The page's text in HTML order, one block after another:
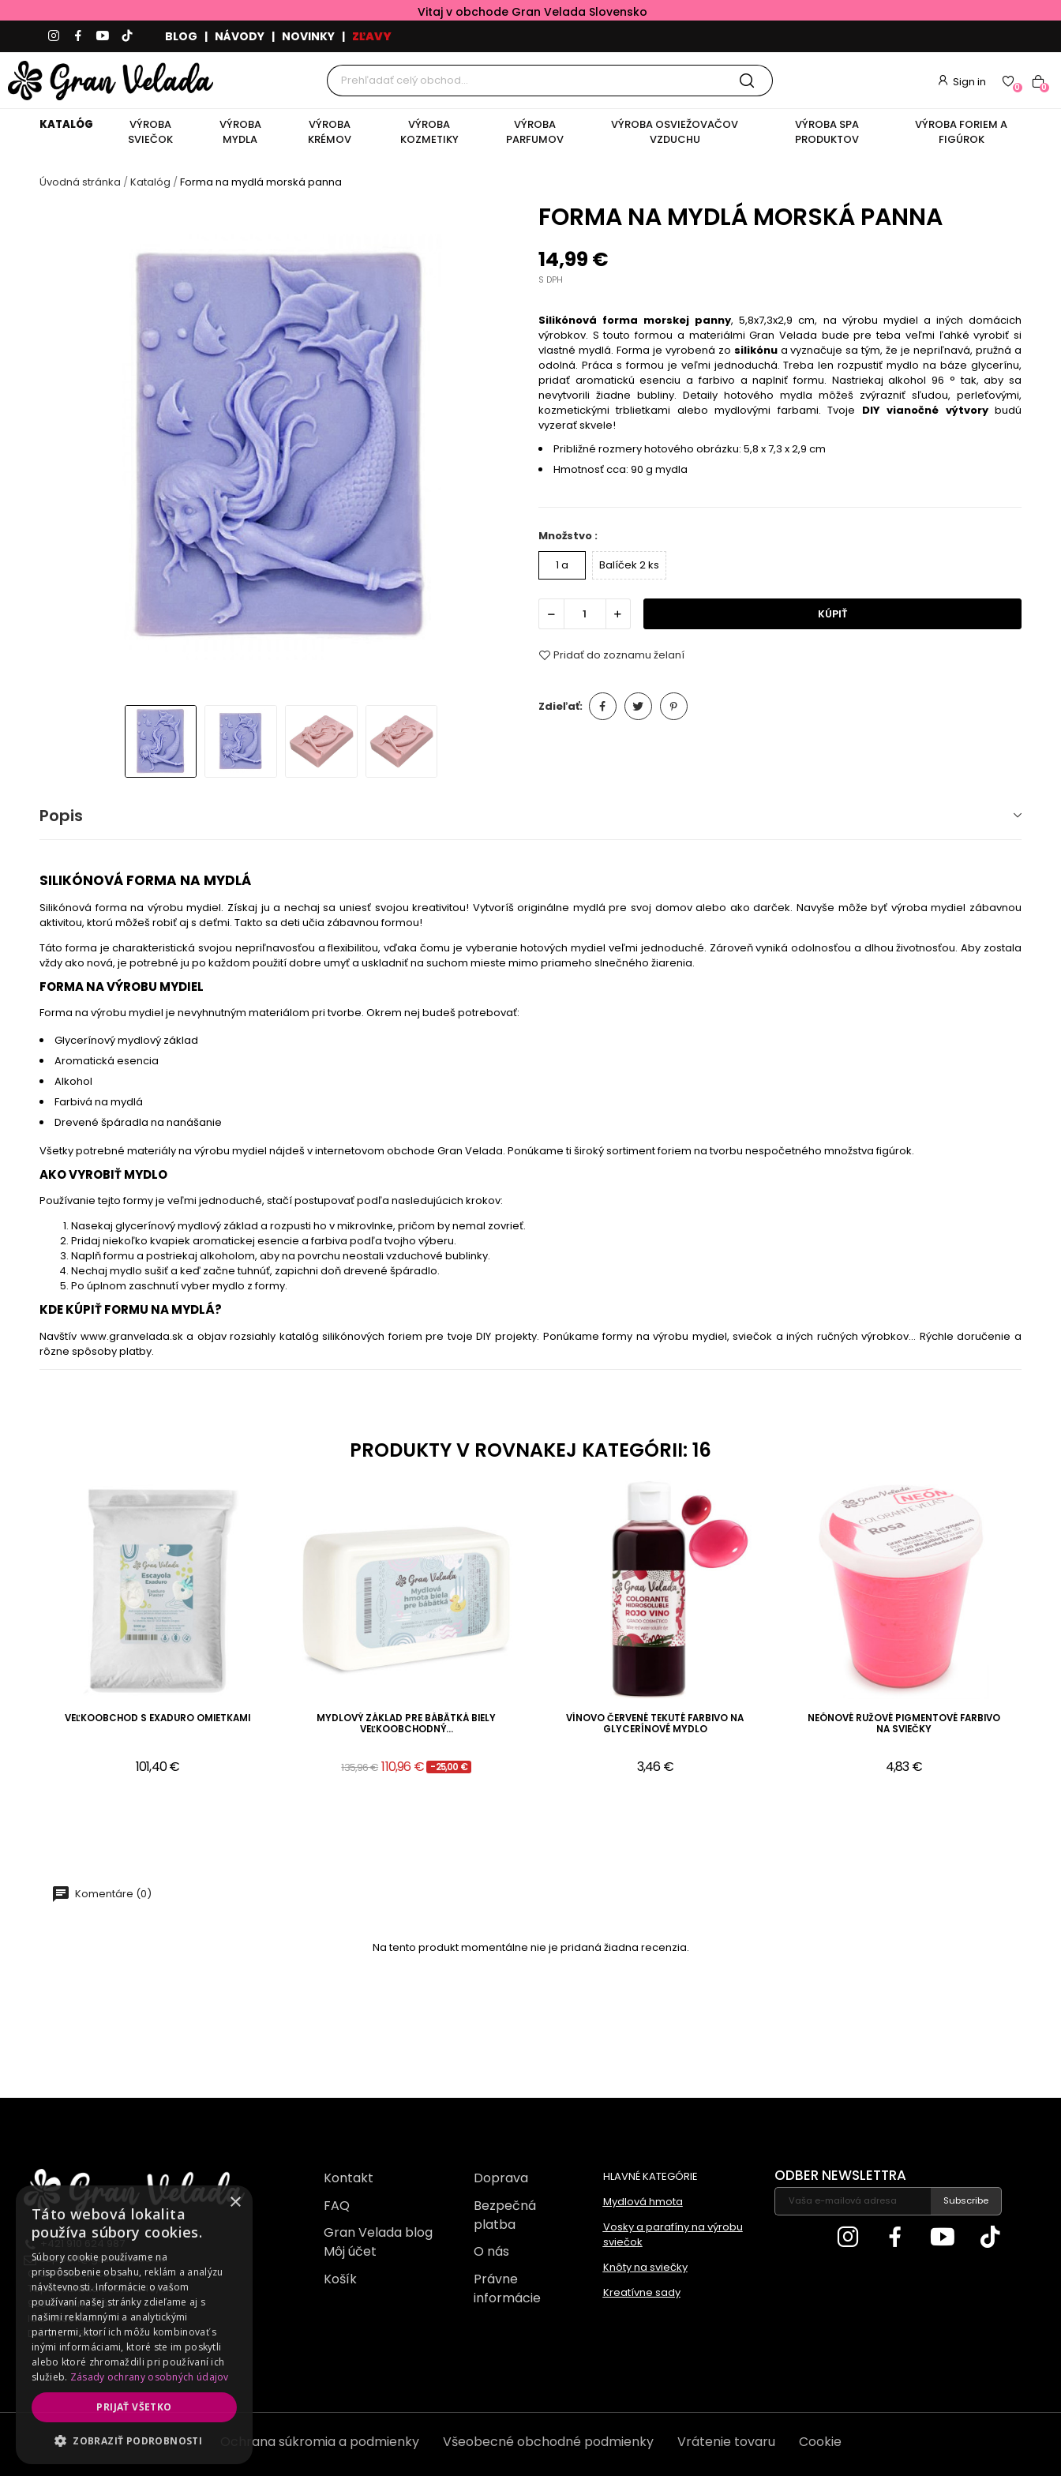
Vitaj v obchode Gran Velada Slovensko
BLOG | NÁVODY | NOVINKY | ZĽAVY
Sign in 0 0
KATALÓG
VÝROBA
SVIEČOK
VÝROBA
MYDLA
VÝROBA
KRÉMOV
VÝROBA
KOZMETIKY
VÝROBA
PARFUMOV
VÝROBA OSVIEŽOVAČOV
VZDUCHU
VÝROBA SPA
PRODUKTOV
VÝROBA FORIEM A
FIGÚROK
Úvodná stránka Katalóg Forma na mydlá morská panna
FORMA NA MYDLÁ MORSKÁ PANNA
14,99 €
S DPH
Silikónová forma morskej panny, 5,8x7,3x2,9 cm, na výrobu mydiel a iných domácich
výrobkov. S touto formou a materiálmi Gran Velada bude pre teba veľmi ľahké vyrobiť si
vlastné mydlá. Forma je vyrobená zo silikónua vyznačuje sa tým, že je nepriľnavá, pružná a
odolná. Práca s formou je veľmi jednoduchá. Treba len rozpustiť mydlo na báze glycerínu,
pridať aromatickú esenciu a farbivo a naplniť formu. Nastriekaj alkohol 96 ° tak, aby sa
nevytvorili žiadne bubliny. Detaily hotového mydla môžeš zvýrazniť sľudou, perleťovými,
kozmetickými trblietkami alebo mydlovými farbami. Tvoje DIY vianočné výtvorybudú
vyzerať skvele!
Približné rozmery hotového obrázku: 5,8 x 7,3 x 2,9 cm
Hmotnosť cca: 90 g mydla
Množstvo :
1 a
Balíček 2 ks
KÚPIŤ
Pridať do zoznamu želaní
Zdieľať:
Popis
SILIKÓNOVÁ FORMA NA MYDLÁ
Silikónová forma na výrobu mydiel. Získaj ju a nechaj sa uniesť svojou kreativitou! Vytvoríš originálne mydlá pre svoj domov alebo ako darček. Navyše môže byť výroba mydiel zábavnou
aktivitou, ktorú môžeš robiť aj s deťmi. Takto sa deti učia zábavnou formou!
Táto forma je charakteristická svojou nepriľnavosťou a flexibilitou, vďaka čomu je vyberanie hotových mydiel veľmi jednoduché. Zároveň vyniká odolnosťou a dlhou životnosťou. Aby zostala
vždy ako nová, je potrebné ju po každom použití dobre umyť a uskladniť na suchom mieste mimo priameho slnečného žiarenia.
FORMA NA VÝROBU MYDIEL
Forma na výrobu mydiel je nevyhnutným materiálom pri tvorbe. Okrem nej budeš potrebovať:
Glycerínový mydlový základ
Aromatická esencia
Alkohol
Farbivá na mydlá
Drevené špáradla na nanášanie
Všetky potrebné materiály na výrobu mydiel nájdeš v internetovom obchode Gran Velada. Ponúkame ti široký sortiment foriem na tvorbu nespočetného množstva figúrok.
AKO VYROBIŤ MYDLO
Používanie tejto formy je veľmi jednoduché, stačí postupovať podľa nasledujúcich krokov:
Nasekaj glycerínový mydlový základ a rozpusti ho v mikrovlnke, pričom by nemal zovrieť.
Pridaj niekoľko kvapiek aromatickej esencie a farbiva podľa tvojho výberu.
Naplň formu a postriekaj alkoholom, aby na povrchu neostali vzduchové bublinky.
Nechaj mydlo sušiť a keď začne tuhnúť, zapichni doň drevené špáradlo.
Po úplnom zaschnutí vyber mydlo z formy.
KDE KÚPIŤ FORMU NA MYDLÁ?
Navštív www.granvelada.sk a objav rozsiahly katalóg silikónových foriem pre tvoje DIY projekty. Ponúkame formy na výrobu mydiel, sviečok a iných ručných výrobkov... Rýchle doručenie a
rôzne spôsoby platby.
PRODUKTY V ROVNAKEJ KATEGÓRII: 16
VEĽKOOBCHOD S EXADURO OMIETKAMI
101,40 €
MYDLOVÝ ZÁKLAD PRE BÁBÄTKÁ BIELY
VEĽKOOBCHODNÝ...
135,96 € 110,96 € -25,00 €
VÍNOVO ČERVENÉ TEKUTÉ FARBIVO NA
GLYCERÍNOVÉ MYDLO
3,46 €
NEÓNOVÉ RUŽOVÉ PIGMENTOVÉ FARBIVO
NA SVIEČKY
4,83 €
Komentáre (0)
Na tento produkt momentálne nie je pridaná žiadna recenzia.
support@granvelada.sk
Gran Velada CE s.r.o.
Topoľnianska cesta 1349/6A
930 10 Dolný Štál
IČO 55387721
DIČ 2121978705
Kontakt
FAQ
Gran Velada blog
Môj účet
Košík
Doprava
Bezpečná
platba
O nás
Právne
informácie
HLAVNÉ KATEGÓRIE
Mydlová hmota
Vosky a parafíny na výrobu
sviečok
Knôty na sviečky
Kreatívne sady
ODBER NEWSLETTRA
Subscribe
Ochrana súkromia a podmienky Všeobecné obchodné podmienky Vrátenie tovaru Cookie
×
Táto webová lokalita
používa súbory cookies.
Súbory cookie používame na
prispôsobenie obsahu, reklám a analýzu
návštevnosti. Informácie o vašom
používaní našej stránky zdieľame aj s
našimi reklamnými a analytickými
partnermi, ktorí ich môžu kombinovať s
inými informáciami, ktoré ste im poskytli
alebo ktoré zhromaždili pri používaní ich
služieb. Zásady ochrany osobných údajov
PRIJAŤ VŠETKO
ZOBRAZIŤ PODROBNOSTI